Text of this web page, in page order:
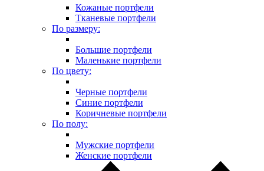
Кожаные портфели
Тканевые портфели
По размеру:
Большие портфели
Маленькие портфели
По цвету:
Черные портфели
Синие портфели
Коричневые портфели
По полу:
Мужские портфели
Женские портфели